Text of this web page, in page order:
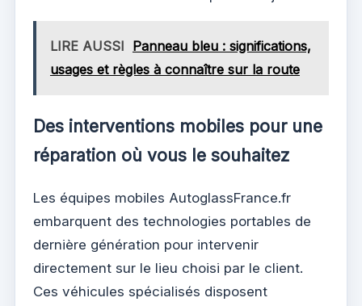
LIRE AUSSI Panneau bleu : significations,
usages et règles à connaître sur la route
Des interventions mobiles pour une
réparation où vous le souhaitez
Les équipes mobiles AutoglassFrance.fr
embarquent des technologies portables de
dernière génération pour intervenir
directement sur le lieu choisi par le client.
Ces véhicules spécialisés disposent